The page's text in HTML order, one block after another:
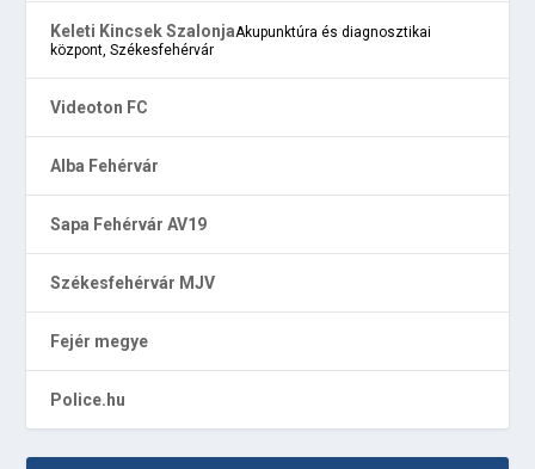
Keleti Kincsek SzalonjaAkupunktúra és diagnosztikai
központ, Székesfehérvár
Videoton FC
Alba Fehérvár
Sapa Fehérvár AV19
Székesfehérvár MJV
Fejér megye
Police.hu